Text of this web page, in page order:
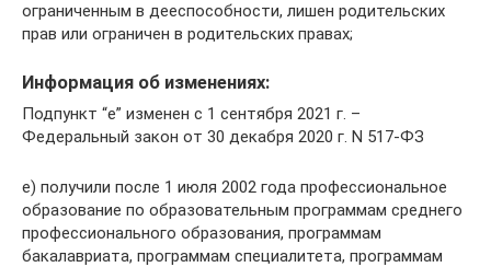
ограниченным в дееспособности, лишен родительских
прав или ограничен в родительских правах;
Информация об изменениях:
Подпункт “е” изменен с 1 сентября 2021 г. –
Федеральный закон от 30 декабря 2020 г. N 517-ФЗ
е) получили после 1 июля 2002 года профессиональное
образование по образовательным программам среднего
профессионального образования, программам
бакалавриата, программам специалитета, программам